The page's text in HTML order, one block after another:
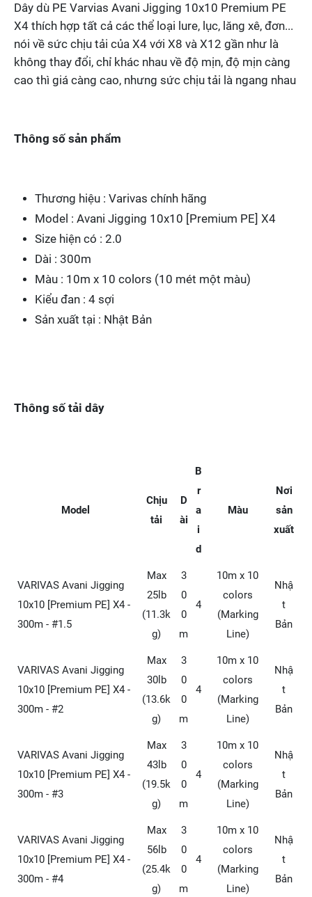
Dây dù PE Varvias Avani Jigging 10x10 Premium PE
X4 thích hợp tất cả các thể loại lure, lục, lăng xê, đơn...
nói về sức chịu tải của X4 với X8 và X12 gần như là
không thay đổi, chỉ khác nhau về độ mịn, độ mịn càng
cao thì giá càng cao, nhưng sức chịu tải là ngang nhau
Thông số sản phẩm
Thương hiệu : Varivas chính hãng
Model : Avani Jigging 10x10 [Premium PE] X4
Size hiện có : 2.0
Dài : 300m
Màu : 10m x 10 colors (10 mét một màu)
Kiểu đan : 4 sợi
Sản xuất tại : Nhật Bản
Thông số tải dây
Model
Chịu
tải
D
ài
B
r
a
i
d
Màu
Nơi
sản
xuất
VARIVAS Avani Jigging
10x10 [Premium PE] X4 -
300m - #1.5
Max
25lb
(11.3k
g)
3
0
0
m
4
10m x 10
colors
(Marking
Line)
Nhậ
t
Bản
VARIVAS Avani Jigging
10x10 [Premium PE] X4 -
300m - #2
Max
30lb
(13.6k
g)
3
0
0
m
4
10m x 10
colors
(Marking
Line)
Nhậ
t
Bản
VARIVAS Avani Jigging
10x10 [Premium PE] X4 -
300m - #3
Max
43lb
(19.5k
g)
3
0
0
m
4
10m x 10
colors
(Marking
Line)
Nhậ
t
Bản
VARIVAS Avani Jigging
10x10 [Premium PE] X4 -
300m - #4
Max
56lb
(25.4k
g)
3
0
0
m
4
10m x 10
colors
(Marking
Line)
Nhậ
t
Bản